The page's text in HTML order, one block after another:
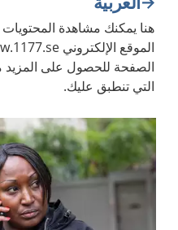
هنا يمكنك مشاهدة المحتويات
الصفحة للحصول على المزيد
التي تنطبق عليك.